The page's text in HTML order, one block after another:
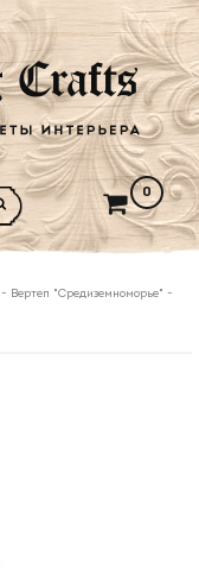
0
- Вертеп "Средиземноморье" -